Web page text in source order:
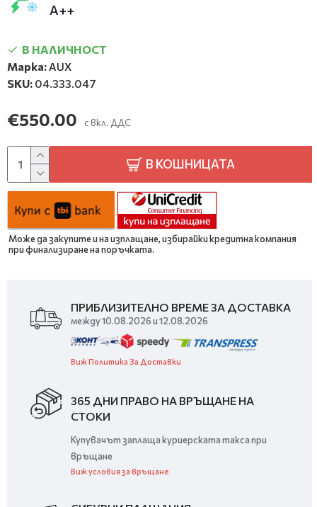
А++
В НАЛИЧНОСТ
Марка: AUX
SKU: 04.333.047
€550.00 с вкл. ДДС
В КОШНИЦАТА
Може да закупите и на изплащане, избирайки кредитна компания
при финализиране на поръчката.
ПРИБЛИЗИТЕЛНО ВРЕМЕ ЗА ДОСТАВКА
между 10.08.2026 и 12.08.2026
Виж Политика За Доставки
365 ДНИ ПРАВО НА ВРЪЩАНЕ НА
СТОКИ
Купувачът заплаща куриерската такса при
връщане
Виж условия за връщане